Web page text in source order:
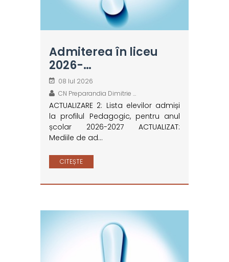
Admiterea în liceu
2026-…
08 Iul 2026
CN Preparandia Dimitrie …
ACTUALIZARE 2: Lista elevilor admiși
la profilul Pedagogic, pentru anul
școlar 2026-2027 ACTUALIZAT:
Mediile de ad…
CITEȘTE